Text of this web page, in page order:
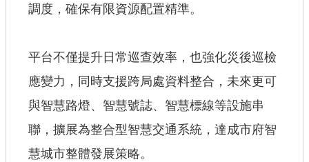
調度，確保有限資源配置精準。
平台不僅提升日常巡查效率，也強化災後巡檢
應變力，同時支援跨局處資料整合，未來更可
與智慧路燈、智慧號誌、智慧標線等設施串
聯，擴展為整合型智慧交通系統，達成市府智
慧城市整體發展策略。